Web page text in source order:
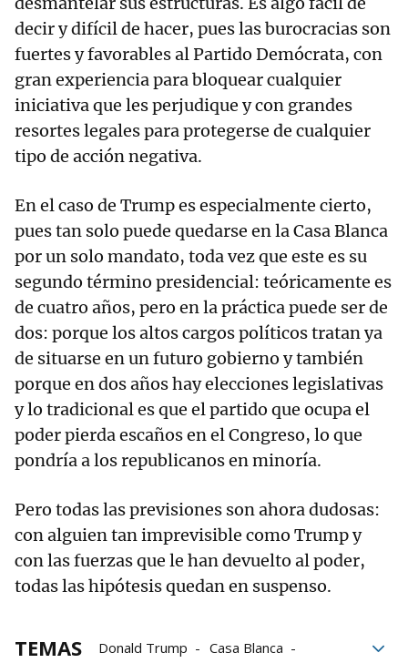
decir y difícil de hacer, pues las burocracias son
fuertes y favorables al Partido Demócrata, con
gran experiencia para bloquear cualquier
iniciativa que les perjudique y con grandes
resortes legales para protegerse de cualquier
tipo de acción negativa.
En el caso de Trump es especialmente cierto,
pues tan solo puede quedarse en la Casa Blanca
por un solo mandato, toda vez que este es su
segundo término presidencial: teóricamente es
de cuatro años, pero en la práctica puede ser de
dos: porque los altos cargos políticos tratan ya
de situarse en un futuro gobierno y también
porque en dos años hay elecciones legislativas
y lo tradicional es que el partido que ocupa el
poder pierda escaños en el Congreso, lo que
pondría a los republicanos en minoría.
Pero todas las previsiones son ahora dudosas:
con alguien tan imprevisible como Trump y
con las fuerzas que le han devuelto al poder,
todas las hipótesis quedan en suspenso.
TEMAS Donald Trump
Casa Blanca